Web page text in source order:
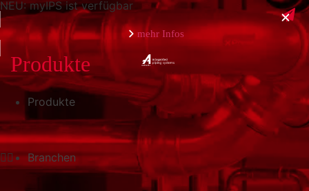
NEU: myIPS ist verfügbar
mehr Infos
schließen
Produkte
Branchen
Produkte